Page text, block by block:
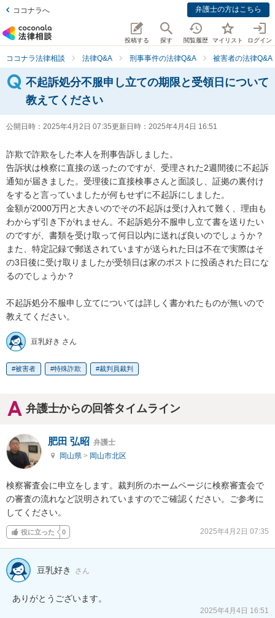
ココナラへ 弁護士の方はこちら
投稿する 探す 閲覧履歴 マイリスト ログイン
ココナラ法律相談 法律Q&A 刑事事件の法律Q&A 被害者の法律Q&A
不起訴処分不服申し立ての期限と受領日について
教えてください
公開日時： 2025年4月2日 07:35更新日時： 2025年4月4日 16:51
詐欺で詐欺をした本人を刑事告訴しました。
告訴状は検察に直接の送ったのですが、受理された2週間後に不起訴
通知が届きました。受理後に直接検事さんと面談し、証拠の裏付け
をすると言っていましたが何もせずに不起訴にしました。
金額が2000万円と大きいのでその不起訴は受け入れて難く、理由も
わからず引き下がれません。不起訴処分不服申し立て書を送りたい
のですが、書類を受け取って何日以内に送れば良いのでしょうか？
また、特定記録で郵送されていますが送られた日は不在で実際はそ
の3日後に受け取りましたが受領日は家のポストに投函された日にな
るのでしょうか？
不起訴処分不服申し立てについては詳しく書かれたものが無いので
教えてください。
豆乳好き さん
被害者 特殊詐欺 裁判員裁判
弁護士からの回答タイムライン
肥田 弘昭 弁護士
岡山県 > 岡山市北区
検察審査会に申立をします。裁判所のホームページに検察審査会で
の審査の流れなど説明されていますのでご確認ください。ご参考に
してください。
役に立った 0 2025年4月2日 07:35
豆乳好き さん
ありがとうございます。
2025年4月4日 16:51